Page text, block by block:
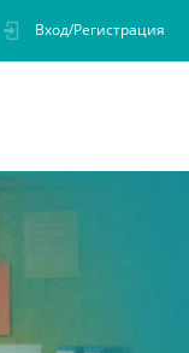
Вход/Регистрация